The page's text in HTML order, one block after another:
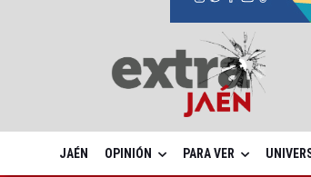
JAÉN OPINIÓN PARA VER